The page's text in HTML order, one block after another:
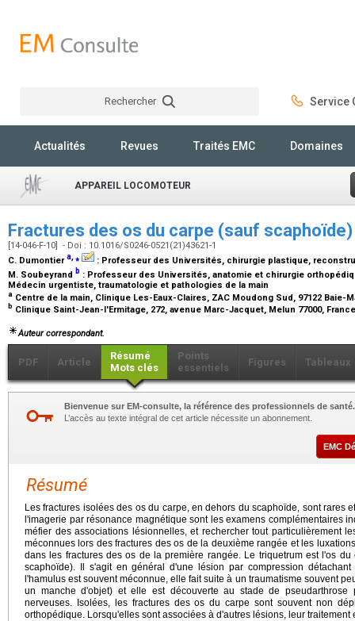
Rechercher Service
Actualités Revues Traités EMC Domaines
APPAREIL LOCOMOTEUR
Fractures des os du carpe (sauf
[14-046-F-10] - Doi : 10.1016/S0246-0521(21)43621-1
C. Dumontiera,⁎ : Professeur des Universités, chirurgie plastique,
M. Soubeyrand b : Professeur des Universités, anatomie et chirurgie
Médecin urgentiste, traumatologie et pathologies de la main
a Centre de la main, Clinique Les-Eaux-Claires, ZAC Moudong Sud, 97122 Baie-
b Clinique Saint-Jean-l'Ermitage, 272, avenue Marc-Jacquet, Melun 77000,
Auteur correspondant.
PDF Article
Résumé
Mots clés
Points
essentiels
Figures Tableaux
Bienvenue sur EM-consulte, la référence des professionnels de santé.
L’accès au texte intégral de cet article nécessite un abonnement.
EMC
Résumé
Les fractures isolées des os du carpe, en dehors du scaphoïde, sont rares
l'imagerie par résonance magnétique sont les examens complémentaires
méfier des associations lésionnelles, et rechercher tout particulièrement
méconnues lors des fractures des os de la deuxième rangée et les
dans les fractures des os de la première rangée. Le triquetrum est l'os
scaphoïde). Il s'agit en général d'une lésion par compression
l'hamulus est souvent méconnue, elle fait suite à un traumatisme souvent
un manche d'objet) et elle est découverte au stade de pseudarthrose
nerveuses. Isolées, les fractures des os du carpe sont souvent non
orthopédique. Lorsqu'elles sont associées à d'autres lésions, leur